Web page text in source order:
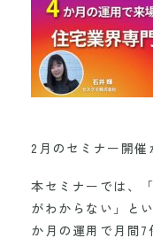
2月のセミナー開催
本セミナーでは、
がわからない」と
か月の運用で月間